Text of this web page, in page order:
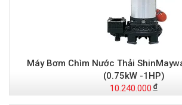
Máy Bơm Chìm Nước Thải
(0.75kW -1HP)
10.240.000